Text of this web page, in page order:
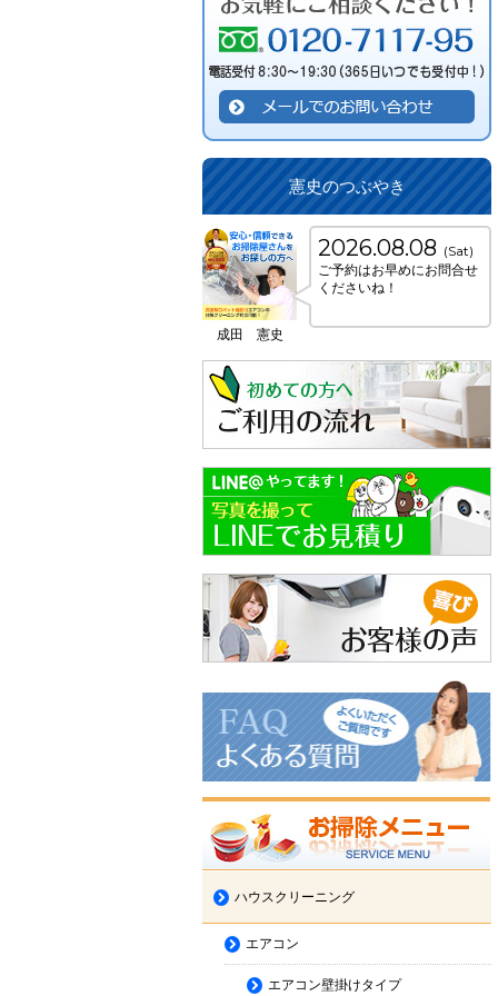
憲史のつぶやき
成田 憲史
2026.08.08 (Sat)
ご予約はお早めにお問合せ
くださいね！
ハウスクリーニング
エアコン
エアコン壁掛けタイプ